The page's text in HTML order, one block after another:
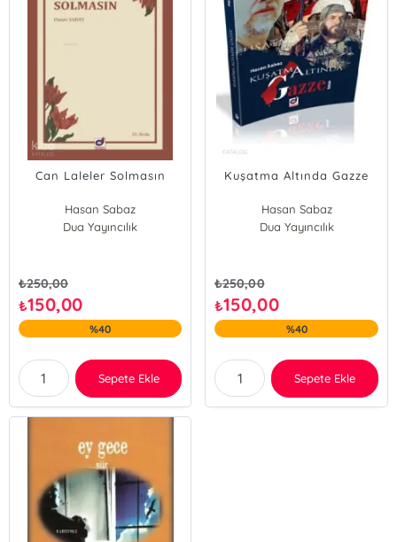
Can Laleler Solmasın
Hasan Sabaz
Dua Yayıncılık
₺250,00
₺150,00
%40
Sepete Ekle
Kuşatma Altında Gazze
Hasan Sabaz
Dua Yayıncılık
₺250,00
₺150,00
%40
Sepete Ekle